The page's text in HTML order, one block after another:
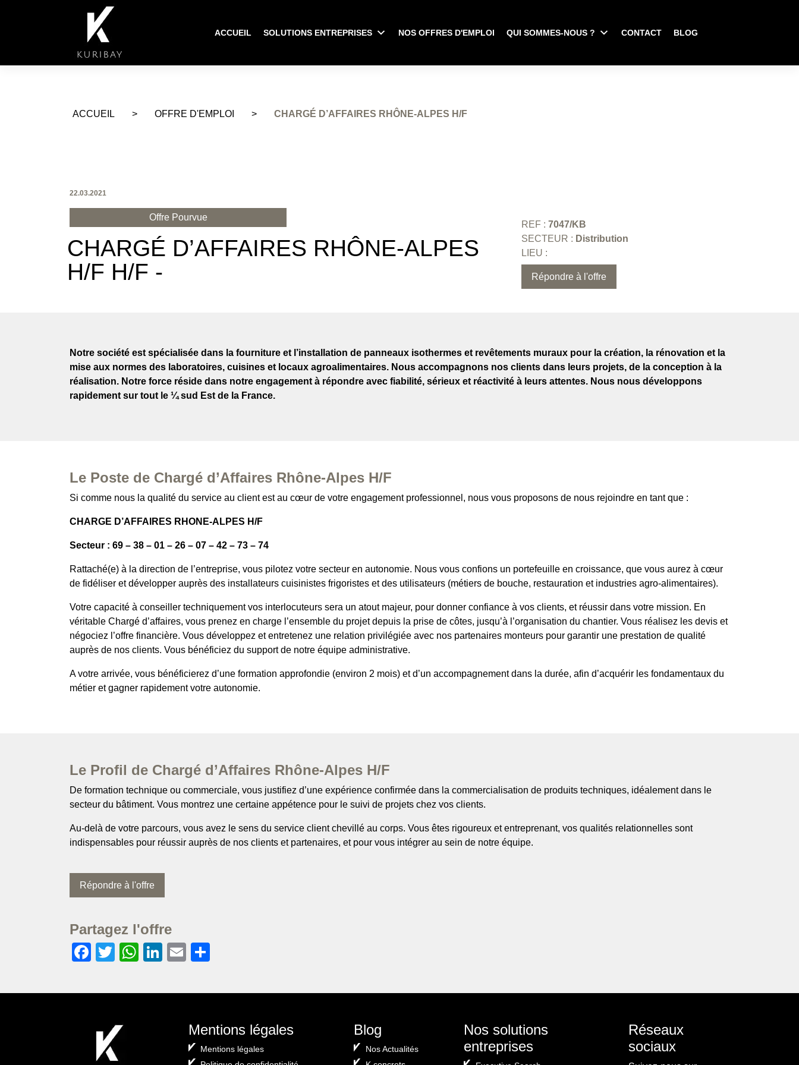
ACCUEIL SOLUTIONS ENTREPRISES NOS OFFRES D'EMPLOI QUI SOMMES-NOUS ? CONTACT BLOG
ACCUEIL > OFFRE D'EMPLOI > CHARGÉ D’AFFAIRES RHÔNE-ALPES H/F
22.03.2021
Offre Pourvue
CHARGÉ D’AFFAIRES RHÔNE-ALPES
H/F H/F -
REF : 7047/KB
SECTEUR : Distribution
LIEU :
Répondre à l'offre
Notre société est spécialisée dans la fourniture et l’installation de panneaux isothermes et revêtements muraux pour la création, la rénovation et la
mise aux normes des laboratoires, cuisines et locaux agroalimentaires. Nous accompagnons nos clients dans leurs projets, de la conception à la
réalisation. Notre force réside dans notre engagement à répondre avec fiabilité, sérieux et réactivité à leurs attentes. Nous nous développons
rapidement sur tout le ¼ sud Est de la France.
Le Poste de Chargé d’Affaires Rhône-Alpes H/F
Si comme nous la qualité du service au client est au cœur de votre engagement professionnel, nous vous proposons de nous rejoindre en tant que :
CHARGE D’AFFAIRES RHONE-ALPES H/F
Secteur : 69 – 38 – 01 – 26 – 07 – 42 – 73 – 74
Rattaché(e) à la direction de l’entreprise, vous pilotez votre secteur en autonomie. Nous vous confions un portefeuille en croissance, que vous aurez à cœur
de fidéliser et développer auprès des installateurs cuisinistes frigoristes et des utilisateurs (métiers de bouche, restauration et industries agro-alimentaires).
Votre capacité à conseiller techniquement vos interlocuteurs sera un atout majeur, pour donner confiance à vos clients, et réussir dans votre mission. En
véritable Chargé d’affaires, vous prenez en charge l’ensemble du projet depuis la prise de côtes, jusqu’à l’organisation du chantier. Vous réalisez les devis et
négociez l’offre financière. Vous développez et entretenez une relation privilégiée avec nos partenaires monteurs pour garantir une prestation de qualité
auprès de nos clients. Vous bénéficiez du support de notre équipe administrative.
A votre arrivée, vous bénéficierez d’une formation approfondie (environ 2 mois) et d’un accompagnement dans la durée, afin d’acquérir les fondamentaux du
métier et gagner rapidement votre autonomie.
Le Profil de Chargé d’Affaires Rhône-Alpes H/F
De formation technique ou commerciale, vous justifiez d’une expérience confirmée dans la commercialisation de produits techniques, idéalement dans le
secteur du bâtiment. Vous montrez une certaine appétence pour le suivi de projets chez vos clients.
Au-delà de votre parcours, vous avez le sens du service client chevillé au corps. Vous êtes rigoureux et entreprenant, vos qualités relationnelles sont
indispensables pour réussir auprès de nos clients et partenaires, et pour vous intégrer au sein de notre équipe.
Répondre à l'offre
Partagez l'offre
Facebook
TwitterWhatsApp
LinkedIn
Email
Mentions légales
Mentions légales
Blog
Nos Actualités
Nos solutions
entreprises
Réseaux
sociaux